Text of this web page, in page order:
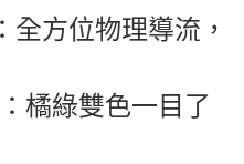
費
運費
全方位物理導流，
橘綠雙色一目了